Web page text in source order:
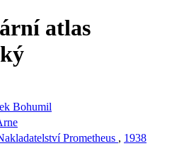
atlas
Bohumil
Prometheus , 1938